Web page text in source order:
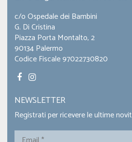
c/o Ospedale dei Bambini
G. Di Cristina
Piazza Porta Montalto, 2
90134 Palermo
Codice Fiscale 97022730820
NEWSLETTER
Registrati per ricevere le ultime
Email